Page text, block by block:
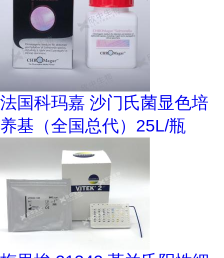
法国科玛嘉 沙门氏菌显色培
养基（全国总代）25L/瓶